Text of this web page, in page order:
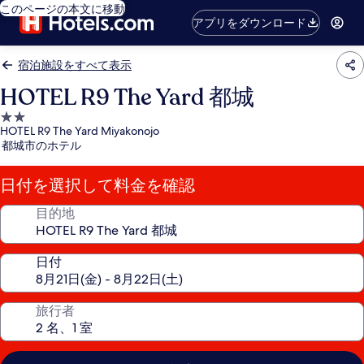
このページの本文に移動
アプリをダウンロード
宿泊施設をすべて表示
HOTEL R9 The Yard 都城
2.0
つ
星
宿
泊
施
HOTEL R9 The Yard Miyakonojo
都城市のホテル
日付を選択して料金を確認
目的地
日付
旅行者